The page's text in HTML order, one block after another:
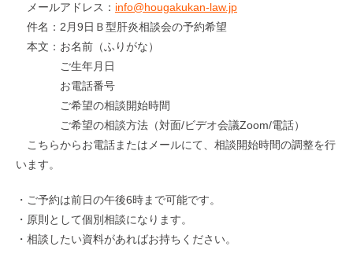
メールアドレス： info@hougakukan-law.jp
件名：2月9日Ｂ型肝炎相談会の予約希望
本文：お名前（ふりがな）
ご生年月日
お電話番号
ご希望の相談開始時間
ご希望の相談方法（対面/ビデオ会議Zoom/電話）
こちらからお電話またはメールにて、相談開始時間の調整を行
います。
・ご予約は前日の午後6時まで可能です。
・原則として個別相談になります。
・相談したい資料があればお持ちください。